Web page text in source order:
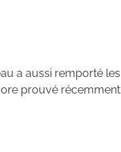
a aussi remporté les
prouvé récemment